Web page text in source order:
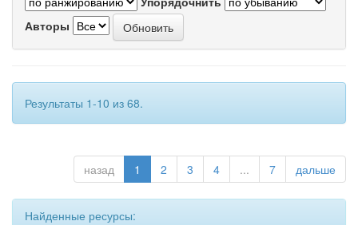
Авторы
Результаты 1-10 из 68.
назад 1 2 3 4 ... 7 дальше
Найденные ресурсы: